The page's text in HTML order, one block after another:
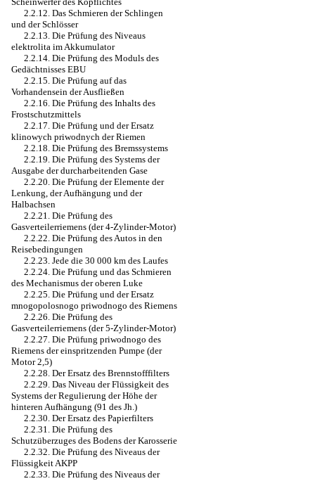
2.2.12. Das Schmieren der Schlingen
und der Schlösser
2.2.13. Die Prüfung des Niveaus
elektrolita im Akkumulator
2.2.14. Die Prüfung des Moduls des
Gedächtnisses EBU
2.2.15. Die Prüfung auf das
Vorhandensein der Ausfließen
2.2.16. Die Prüfung des Inhalts des
Frostschutzmittels
2.2.17. Die Prüfung und der Ersatz
klinowych priwodnych der Riemen
2.2.18. Die Prüfung des Bremssystems
2.2.19. Die Prüfung des Systems der
Ausgabe der durcharbeitenden Gase
2.2.20. Die Prüfung der Elemente der
Lenkung, der Aufhängung und der
Halbachsen
2.2.21. Die Prüfung des
Gasverteilerriemens (der 4-Zylinder-Motor)
2.2.22. Die Prüfung des Autos in den
Reisebedingungen
2.2.23. Jede die 30 000 km des Laufes
2.2.24. Die Prüfung und das Schmieren
des Mechanismus der oberen Luke
2.2.25. Die Prüfung und der Ersatz
mnogopolosnogo priwodnogo des Riemens
2.2.26. Die Prüfung des
Gasverteilerriemens (der 5-Zylinder-Motor)
2.2.27. Die Prüfung priwodnogo des
Riemens der einspritzenden Pumpe (der
Motor 2,5)
2.2.28. Der Ersatz des Brennstofffilters
2.2.29. Das Niveau der Flüssigkeit des
Systems der Regulierung der Höhe der
hinteren Aufhängung (91 des Jh.)
2.2.30. Der Ersatz des Papierfilters
2.2.31. Die Prüfung des
Schutzüberzuges des Bodens der Karosserie
2.2.32. Die Prüfung des Niveaus der
Flüssigkeit AKPP
2.2.33. Die Prüfung des Niveaus der